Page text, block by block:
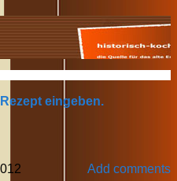
eingeben.
Add comments